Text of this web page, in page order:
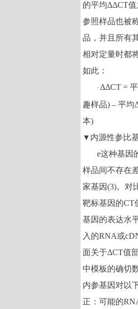
的平均ΔΔCT值
参照样品也被
品，并且所有
相对定量时都
如此：
· ΔΔCT =
趣样品) –平均
本)
▼ 内源性参比
e这种基因
样品间不存在
家基因(3)。对
靶标基因的CT
基因的表达水
入的RNA或
面关于ΔCT值
中模板的确切
内参基因对以
正：可能的